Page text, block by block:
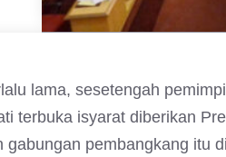
lama, sesetengah
terbuka isyarat diberikan
gabungan pembangkang itu